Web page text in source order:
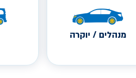
מנהלים / יוקרה